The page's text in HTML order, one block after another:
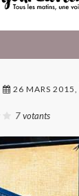
26 MARS 2015,
7votants